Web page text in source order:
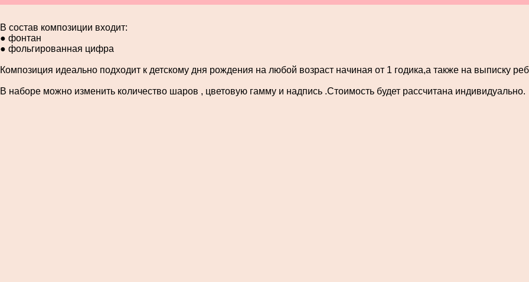
В состав композиции входит:
● фонтан
● фольгированная цифра
Композиция идеально подходит к детскому дня рождения на любой возраст начиная от 1 годика,а также на выписку
В наборе можно изменить количество шаров , цветовую гамму и надпись .Стоимость будет рассчитана индивидуально.